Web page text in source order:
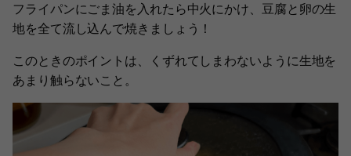
フライパンにごま油を入れたら中火にかけ、豆腐と卵の生
地を全て流し込んで焼きましょう！
このときのポイントは、くずれてしまわないように生地を
あまり触らないこと。